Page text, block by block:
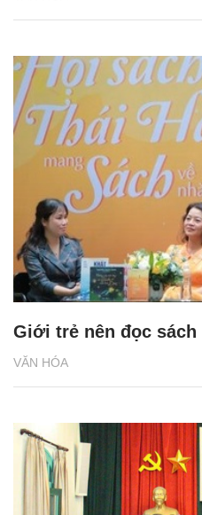
VĂN HÓA
Giới trẻ nên đọc sách